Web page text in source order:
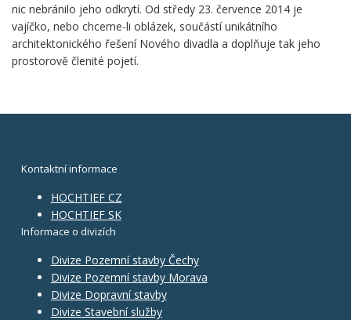
nic nebránilo jeho odkrytí. Od středy 23. července 2014 je
vajíčko, nebo chceme-li oblázek, součástí unikátního
architektonického řešení Nového divadla a doplňuje tak jeho
prostorově členité pojetí.
Kontaktní informace
HOCHTIEF CZ
HOCHTIEF SK
Informace o divizích
Divize Pozemní stavby Čechy
Divize Pozemní stavby Morava
Divize Dopravní stavby
Divize Stavební služby